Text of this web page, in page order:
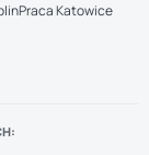
Praca Katowice